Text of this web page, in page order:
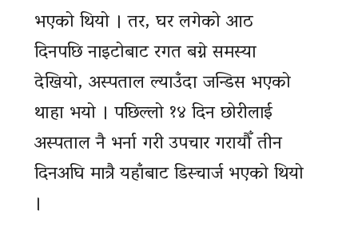
भएको थियो । तर, घर लगेको आठ
दिनपछि नाइटोबाट रगत बग्ने समस्या
देखियो, अस्पताल ल्याउँदा जन्डिस भएको
थाहा भयो । पछिल्लो १४ दिन छोरीलाई
अस्पताल नै भर्ना गरी उपचार गरायौँ तीन
दिनअघि मात्रै यहाँबाट डिस्चार्ज भएको थियो
।